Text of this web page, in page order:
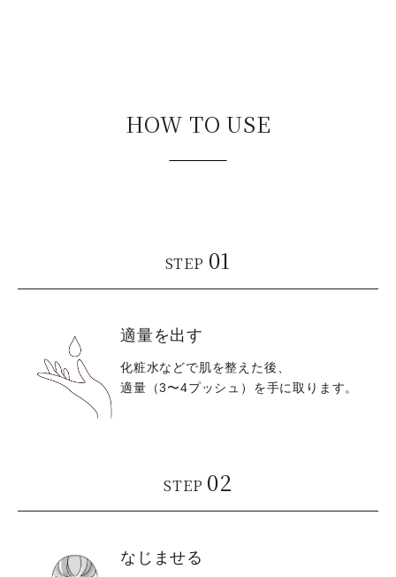
HOW TO USE
STEP 01
適量を出す
化粧水などで肌を整えた後、
適量（3〜4プッシュ）を手に取ります。
STEP 02
なじませる